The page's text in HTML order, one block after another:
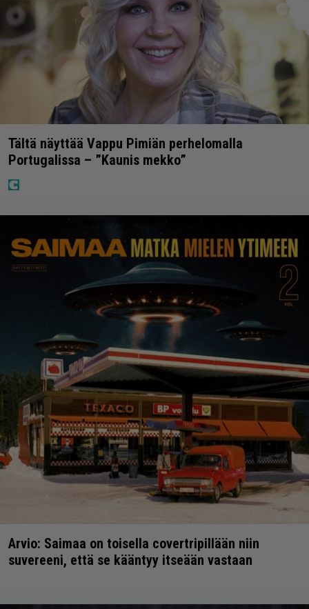
Tältä näyttää Vappu Pimiän perhelomalla
Portugalissa – ”Kaunis mekko”
Arvio: Saimaa on toisella covertripillään niin
suvereeni, että se kääntyy itseään vastaan